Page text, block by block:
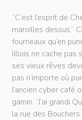
“C’est l’esprit de
maroilles dessus.”
fourneaux qu’en
lillois ne cache pas
ses vieux rêves
pas n’importe où
l’ancien cyber café
gamin. “J’ai grandi
la rue des